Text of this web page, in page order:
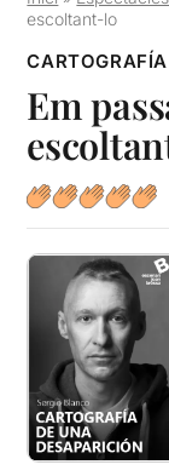
escoltant-lo
Em